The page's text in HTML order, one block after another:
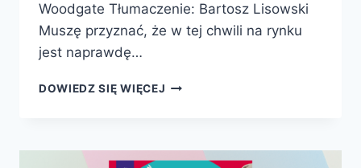
Woodgate Tłumaczenie: Bartosz Lisowski
Muszę przyznać, że w tej chwili na rynku
jest naprawdę…
DOWIEDZ SIĘ WIĘCEJ SKĄD
PIES